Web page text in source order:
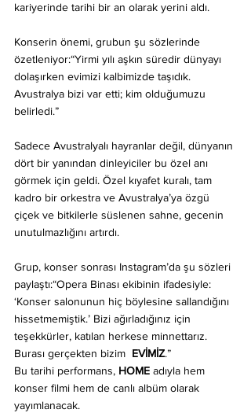
kariyerinde tarihi bir an olarak yerini aldı.
Konserin önemi, grubun şu sözlerinde
özetleniyor:“Yirmi yılı aşkın süredir dünyayı
dolaşırken evimizi kalbimizde taşıdık.
Avustralya bizi var etti; kim olduğumuzu
belirledi.”
Sadece Avustralyalı hayranlar değil, dünyanın
dört bir yanından dinleyiciler bu özel anı
görmek için geldi. Özel kıyafet kuralı, tam
kadro bir orkestra ve Avustralya’ya özgü
çiçek ve bitkilerle süslenen sahne, gecenin
unutulmazlığını artırdı.
Grup, konser sonrası Instagram’da şu sözleri
paylaştı:“Opera Binası ekibinin ifadesiyle:
‘Konser salonunun hiç böylesine sallandığını
hissetmemiştik.’ Bizi ağırladığınız için
teşekkürler, katılan herkese minnettarız.
Burası gerçekten bizim EVİMİZ.”
Bu tarihi performans, HOME adıyla hem
konser filmi hem de canlı albüm olarak
yayımlanacak.